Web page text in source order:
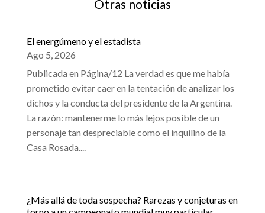
Otras noticias
El energúmeno y el estadista
Ago 5, 2026
Publicada en Página/12 La verdad es que me había
prometido evitar caer en la tentación de analizar los
dichos y la conducta del presidente de la Argentina.
La razón: mantenerme lo más lejos posible de un
personaje tan despreciable como el inquilino de la
Casa Rosada....
¿Más allá de toda sospecha? Rarezas y conjeturas en